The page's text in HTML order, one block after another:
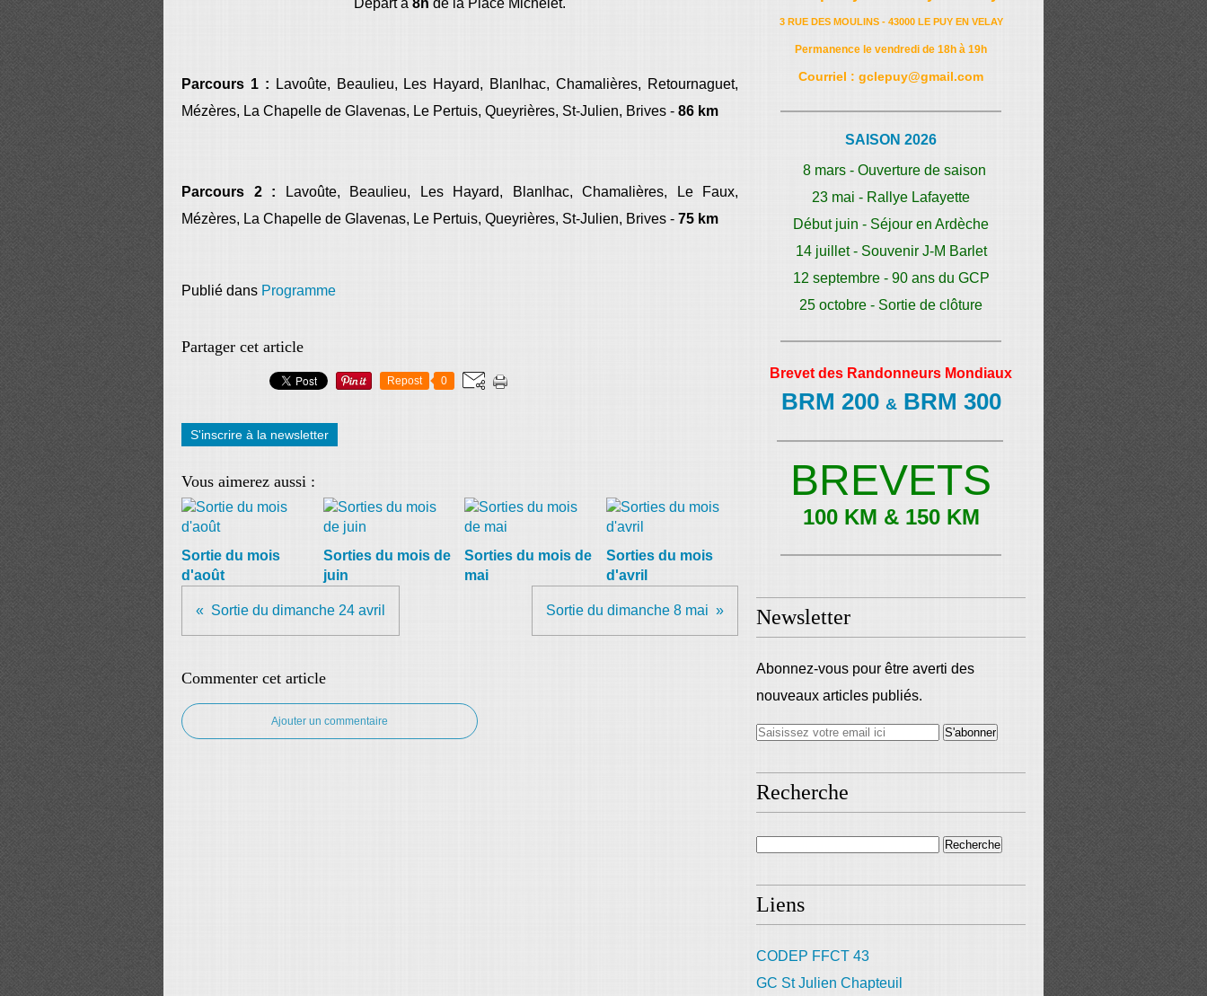
Départ à 8h de la Place Michelet.
Parcours 1 : Lavoûte, Beaulieu, Les Hayard, Blanlhac, Chamalières, Retournaguet,
Mézères, La Chapelle de Glavenas, Le Pertuis, Queyrières, St-Julien, Brives - 86 km
Parcours 2 :
Lavoûte, Beaulieu, Les Hayard, Blanlhac, Chamalières, Le Faux,
Mézères, La Chapelle de Glavenas, Le Pertuis, Queyrières, St-Julien, Brives - 75 km
Publié dans Programme
Partager cet article
Repost 0
S'inscrire à la newsletter
Vous aimerez aussi :
Sortie du mois
d'août
Sorties du mois de
juin
Sorties du mois de
mai
Sorties du mois
d'avril
Sortie du dimanche 24 avril Sortie du dimanche 8 mai
Commenter cet article
Ajouter un commentaire
3 RUE DES MOULINS - 43000 LE PUY EN VELAY
Permanence le vendredi de 18h à 19h
Courriel : gclepuy@gmail.com
SAISON 2026
8 mars - Ouverture de saison
23 mai - Rallye Lafayette
Début juin - Séjour en Ardèche
14 juillet - Souvenir J-M Barlet
12 septembre - 90 ans du GCP
25 octobre - Sortie de clôture
Brevet des Randonneurs Mondiaux
BRM 200 &BRM 300
BREVETS
100 KM & 150 KM
Newsletter
Abonnez-vous pour être averti des
nouveaux articles publiés.
Recherche
Liens
CODEP FFCT 43
GC St Julien Chapteuil